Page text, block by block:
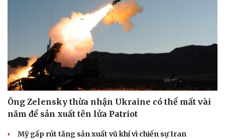
Văn hóa
Giải trí
Ông Zelensky thừa nhận Ukraine có thể mất vài
năm để sản xuất tên lửa Patriot
Mỹ gấp rút tăng sản xuất vũ khí vì chiến sự Iran